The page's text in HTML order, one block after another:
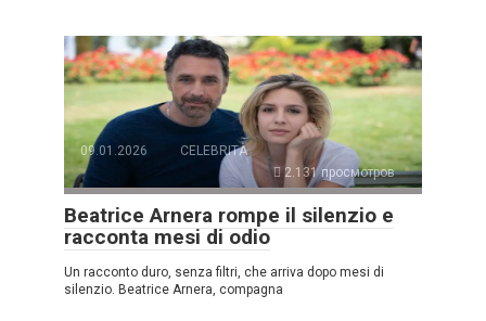
09.01.2026
CELEBRITÀ
2.131 просмотров
Beatrice Arnera rompe il silenzio e
racconta mesi di odio
Un racconto duro, senza filtri, che arriva dopo mesi di
silenzio. Beatrice Arnera, compagna